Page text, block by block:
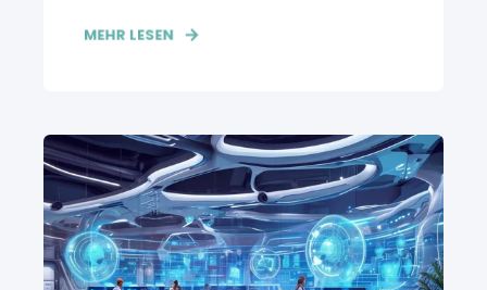
MEHR LESEN